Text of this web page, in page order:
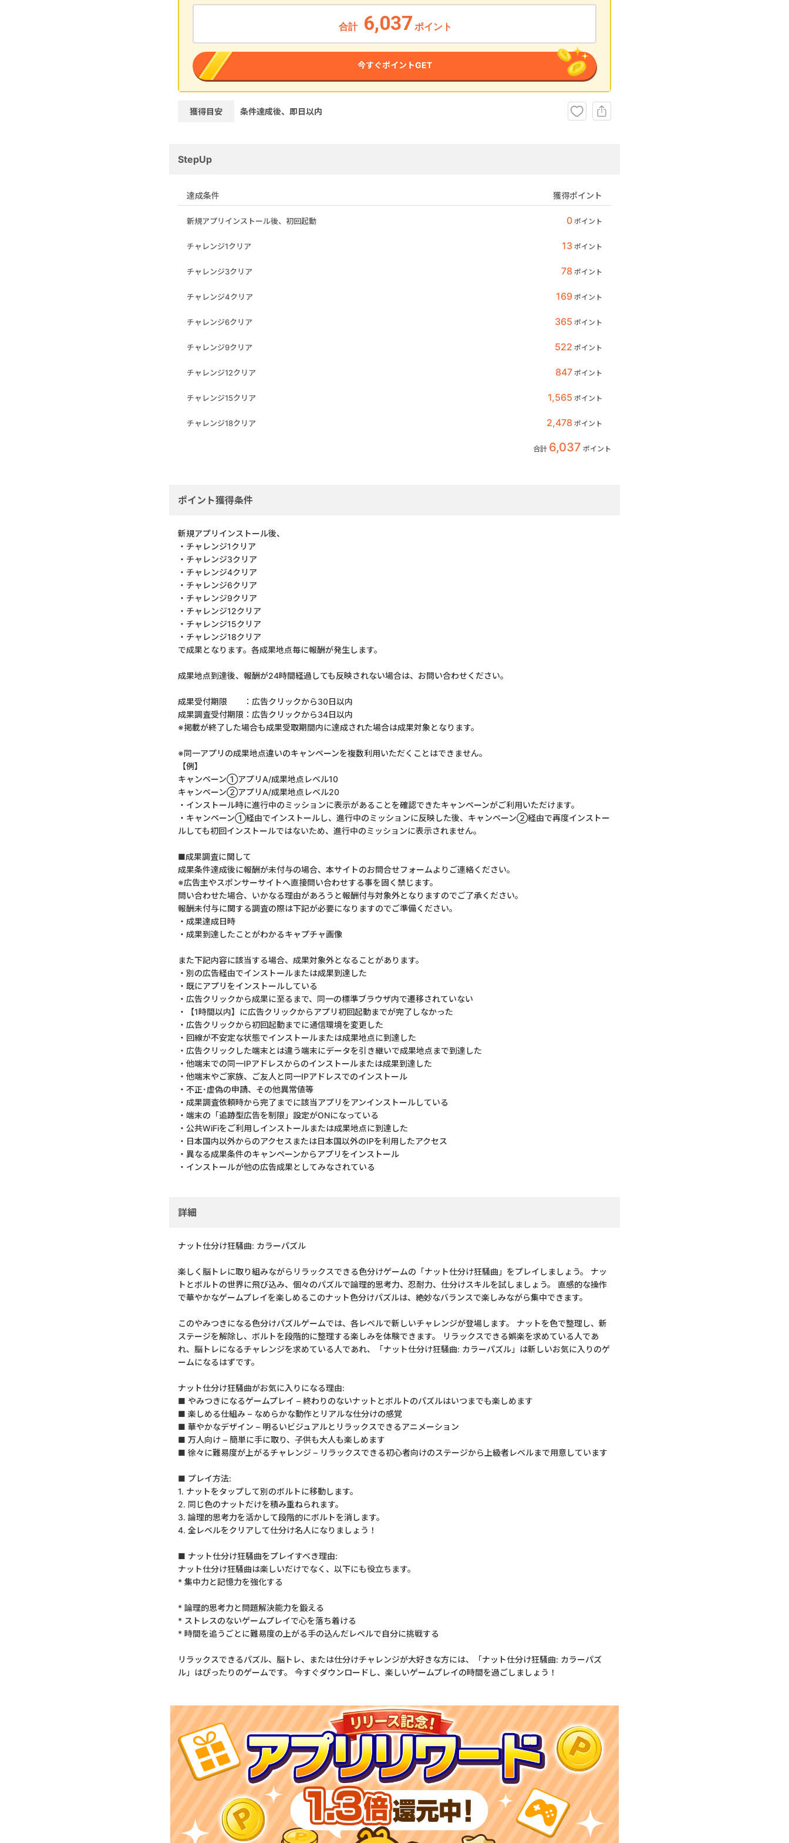
合計 6,037 ポイント
今すぐポイントGET
獲得目安 条件達成後、即日以内
StepUp
達成条件 獲得ポイント
新規アプリインストール後、初回起動 0 ポイント
チャレンジ1クリア 13 ポイント
チャレンジ3クリア 78 ポイント
チャレンジ4クリア 169 ポイント
チャレンジ6クリア 365 ポイント
チャレンジ9クリア 522 ポイント
チャレンジ12クリア 847 ポイント
チャレンジ15クリア 1,565 ポイント
チャレンジ18クリア 2,478 ポイント
合計 6,037 ポイント
ポイント獲得条件
新規アプリインストール後、
・チャレンジ1クリア
・チャレンジ3クリア
・チャレンジ4クリア
・チャレンジ6クリア
・チャレンジ9クリア
・チャレンジ12クリア
・チャレンジ15クリア
・チャレンジ18クリア
で成果となります。各成果地点毎に報酬が発生します。
成果地点到達後、報酬が24時間経過しても反映されない場合は、お問い合わせください。
成果受付期限 ：広告クリックから30日以内
成果調査受付期限：広告クリックから34日以内
※掲載が終了した場合も成果受取期間内に達成された場合は成果対象となります。
※同一アプリの成果地点違いのキャンペーンを複数利用いただくことはできません。
【例】
キャンペーン①アプリA/成果地点レベル10
キャンペーン②アプリA/成果地点レベル20
・インストール時に進行中のミッションに表示があることを確認できたキャンペーンがご利用いただけます。
・キャンペーン①経由でインストールし、進行中のミッションに反映した後、キャンペーン②経由で再度インストー
ルしても初回インストールではないため、進行中のミッションに表示されません。
■成果調査に関して
成果条件達成後に報酬が未付与の場合、本サイトのお問合せフォームよりご連絡ください。
※広告主やスポンサーサイトへ直接問い合わせする事を固く禁じます。
問い合わせた場合、いかなる理由があろうと報酬付与対象外となりますのでご了承ください。
報酬未付与に関する調査の際は下記が必要になりますのでご準備ください。
・成果達成日時
・成果到達したことがわかるキャプチャ画像
また下記内容に該当する場合、成果対象外となることがあります。
・別の広告経由でインストールまたは成果到達した
・既にアプリをインストールしている
・広告クリックから成果に至るまで、同一の標準ブラウザ内で遷移されていない
・【1時間以内】に広告クリックからアプリ初回起動までが完了しなかった
・広告クリックから初回起動までに通信環境を変更した
・回線が不安定な状態でインストールまたは成果地点に到達した
・広告クリックした端末とは違う端末にデータを引き継いで成果地点まで到達した
・他端末での同一IPアドレスからのインストールまたは成果到達した
・他端末やご家族、ご友人と同一IPアドレスでのインストール
・不正･虚偽の申請、その他異常値等
・成果調査依頼時から完了までに該当アプリをアンインストールしている
・端末の「追跡型広告を制限」設定がONになっている
・公共WiFiをご利用しインストールまたは成果地点に到達した
・日本国内以外からのアクセスまたは日本国以外のIPを利用したアクセス
・異なる成果条件のキャンペーンからアプリをインストール
・インストールが他の広告成果としてみなされている
詳細
ナット仕分け狂騒曲: カラーパズル
楽しく脳トレに取り組みながらリラックスできる色分けゲームの「ナット仕分け狂騒曲」をプレイしましょう。 ナッ
トとボルトの世界に飛び込み、個々のパズルで論理的思考力、忍耐力、仕分けスキルを試しましょう。 直感的な操作
で華やかなゲームプレイを楽しめるこのナット色分けパズルは、絶妙なバランスで楽しみながら集中できます。
このやみつきになる色分けパズルゲームでは、各レベルで新しいチャレンジが登場します。 ナットを色で整理し、新
ステージを解除し、ボルトを段階的に整理する楽しみを体験できます。 リラックスできる娯楽を求めている人であ
れ、脳トレになるチャレンジを求めている人であれ、「ナット仕分け狂騒曲: カラーパズル」は新しいお気に入りのゲ
ームになるはずです。
ナット仕分け狂騒曲がお気に入りになる理由:
■ やみつきになるゲームプレイ – 終わりのないナットとボルトのパズルはいつまでも楽しめます
■ 楽しめる仕組み – なめらかな動作とリアルな仕分けの感覚
■ 華やかなデザイン – 明るいビジュアルとリラックスできるアニメーション
■ 万人向け – 簡単に手に取り、子供も大人も楽しめます
■ 徐々に難易度が上がるチャレンジ – リラックスできる初心者向けのステージから上級者レベルまで用意しています
■ プレイ方法:
1. ナットをタップして別のボルトに移動します。
2. 同じ色のナットだけを積み重ねられます。
3. 論理的思考力を活かして段階的にボルトを消します。
4. 全レベルをクリアして仕分け名人になりましょう！
■ ナット仕分け狂騒曲をプレイすべき理由:
ナット仕分け狂騒曲は楽しいだけでなく、以下にも役立ちます。
* 集中力と記憶力を強化する
* 論理的思考力と問題解決能力を鍛える
* ストレスのないゲームプレイで心を落ち着ける
* 時間を追うごとに難易度の上がる手の込んだレベルで自分に挑戦する
リラックスできるパズル、脳トレ、または仕分けチャレンジが大好きな方には、「ナット仕分け狂騒曲: カラーパズ
ル」はぴったりのゲームです。 今すぐダウンロードし、楽しいゲームプレイの時間を過ごしましょう！